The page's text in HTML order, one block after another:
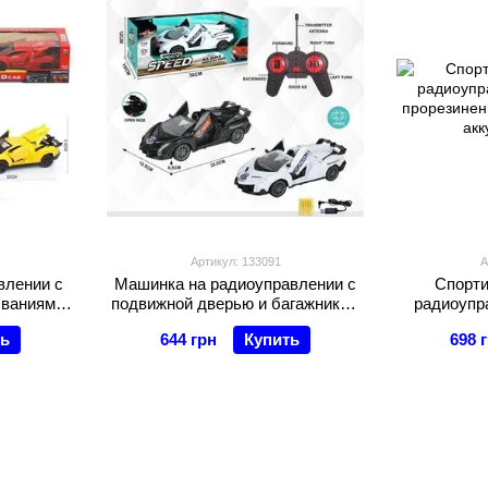
с
Артикул: 133091
Машинка на радиоуправлении с
подвижной дверью и багажником
(869-18 D-J1) 2 цвета,
аккумулятор 3.7 V, свет
644 грн Купить 698